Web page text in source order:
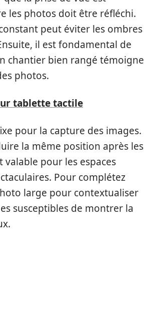
les photos doit être réfléchi.
peut éviter les ombres
il est fondamental de
chantier bien rangé témoigne
photos.
tablette tactile
pour la capture des images.
la même position après les
pour les espaces
Pour complétez
large pour contextualiser
susceptibles de montrer la